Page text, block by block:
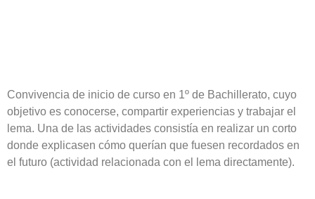
Convivencia de inicio de curso en 1º de Bachillerato, cuyo
objetivo es conocerse, compartir experiencias y trabajar el
lema. Una de las actividades consistía en realizar un corto
donde explicasen cómo querían que fuesen recordados en
el futuro (actividad relacionada con el lema directamente).